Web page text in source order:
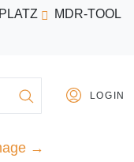
MDR-TOOL
→